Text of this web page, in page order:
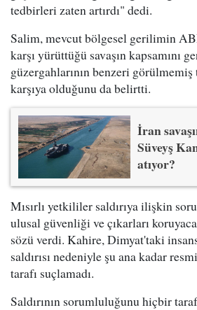
tedbirleri zaten artırdı" dedi.
Salim, mevcut bölgesel gerilimin
karşı yürüttüğü savaşın kapsamını
güzergahlarının benzeri
karşıya olduğunu da belirtti.
İran
Süveyş
atıyor?
Mısırlı yetkililer saldırıya ilişkin
ulusal güvenliği ve çıkarları
sözü verdi. Kahire, Dimyat'taki
saldırısı nedeniyle şu ana kadar
tarafı suçlamadı.
Saldırının sorumluluğunu hiçbir